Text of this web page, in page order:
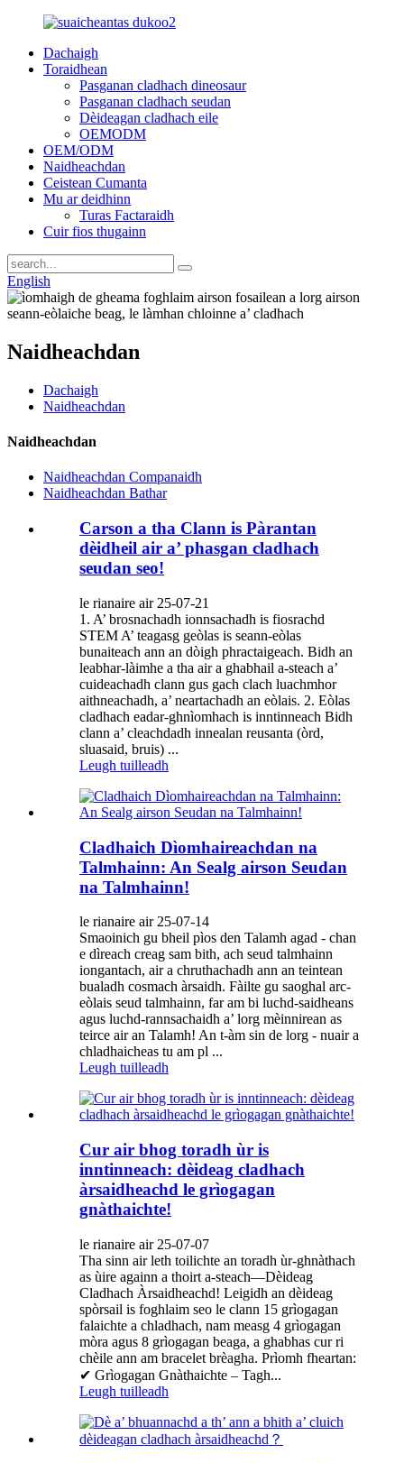
Dachaigh
Toraidhean
Pasganan cladhach dineosaur
Pasganan cladhach seudan
Dèideagan cladhach eile
OEMODM
OEM/ODM
Naidheachdan
Ceistean Cumanta
Mu ar deidhinn
Turas Factaraidh
Cuir fios thugainn
English
Naidheachdan
Dachaigh
Naidheachdan
Naidheachdan
Naidheachdan Companaidh
Naidheachdan Bathar
Carson a tha Clann is Pàrantan
dèidheil air a’ phasgan cladhach
seudan seo!
le rianaire air 25-07-21
1. A’ brosnachadh ionnsachadh is fiosrachd
STEM A’ teagasg geòlas is seann-eòlas
bunaiteach ann an dòigh phractaigeach. Bidh an
leabhar-làimhe a tha air a ghabhail a-steach a’
cuideachadh clann gus gach clach luachmhor
aithneachadh, a’ neartachadh an eòlais. 2. Eòlas
cladhach eadar-ghnìomhach is inntinneach Bidh
clann a’ cleachdadh innealan reusanta (òrd,
sluasaid, bruis) ...
Leugh tuilleadh
Cladhaich Dìomhaireachdan na
Talmhainn: An Sealg airson Seudan
na Talmhainn!
le rianaire air 25-07-14
Smaoinich gu bheil pìos den Talamh agad - chan
e dìreach creag sam bith, ach seud talmhainn
iongantach, air a chruthachadh ann an teintean
bualadh cosmach àrsaidh. Fàilte gu saoghal arc-
eòlais seud talmhainn, far am bi luchd-saidheans
agus luchd-rannsachaidh a’ lorg mèinnirean as
teirce air an Talamh! An t-àm sin de lorg - nuair a
chladhaicheas tu am pl ...
Leugh tuilleadh
Cur air bhog toradh ùr is
inntinneach: dèideag cladhach
àrsaidheachd le grìogagan
gnàthaichte!
le rianaire air 25-07-07
Tha sinn air leth toilichte an toradh ùr-ghnàthach
as ùire againn a thoirt a-steach—Dèideag
Cladhach Àrsaidheachd! Leigidh an dèideag
spòrsail is foghlaim seo le clann 15 grìogagan
falaichte a chladhach, nam measg 4 grìogagan
mòra agus 8 grìogagan beaga, a ghabhas cur ri
chèile ann am bracelet brèagha. Prìomh fheartan:
✔ Grìogagan Gnàthaichte – Tagh...
Leugh tuilleadh